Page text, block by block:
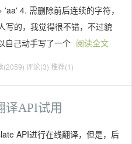
4. 需删除前后连续的字符，
写的，我觉得很不错，不过貌
自己动手写了一个 阅读全文
(2059) 评论(3) 推荐(1)
译API试用
API进行在线翻译，但是，后